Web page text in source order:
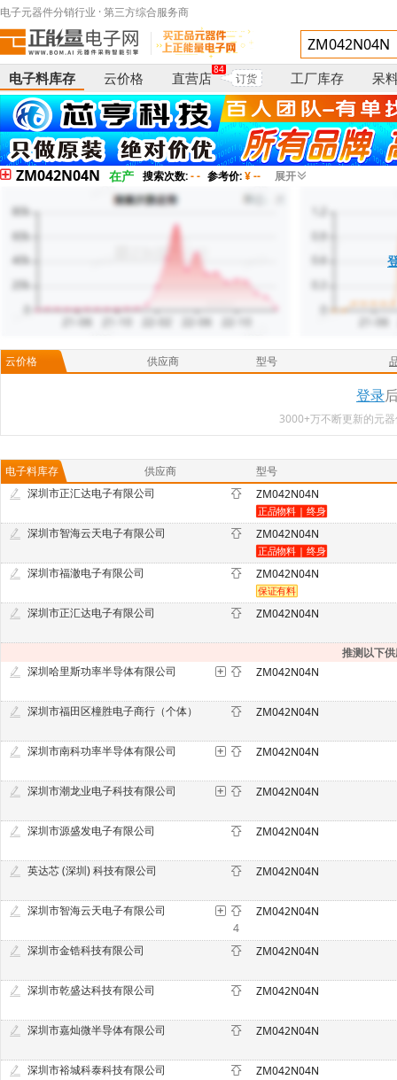
电子元器件分销行业 · 第三方综合服务商
电子料库存 云价格 直营店
84
订货 工厂库存 呆
ZM042N04N 在产 搜索次数:- - 参考价:¥ -- 展开
云价格 供应商 型号
登录
3000+万不断更新的元
电子料库存 供应商
型号
深圳市正汇达电子有限公司
ZM042N04N
深圳市智海云天电子有限公司 ZM042N04N
深圳市福澈电子有限公司 ZM042N04N
深圳市正汇达电子有限公司 ZM042N04N
推测以下
深圳哈里斯功率半导体有限公司
ZM042N04N
深圳市福田区橦胜电子商行（个体） ZM042N04N
深圳市南科功率半导体有限公司 ZM042N04N
深圳市潮龙业电子科技有限公司 ZM042N04N
深圳市源盛发电子有限公司 ZM042N04N
英达芯 (深圳) 科技有限公司 ZM042N04N
深圳市智海云天电子有限公司
4
ZM042N04N
深圳市金锆科技有限公司 ZM042N04N
深圳市乾盛达科技有限公司 ZM042N04N
深圳市嘉灿微半导体有限公司 ZM042N04N
深圳市裕城科泰科技有限公司 ZM042N04N